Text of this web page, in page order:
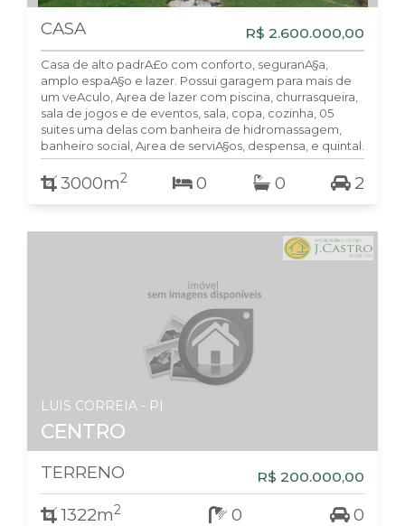
CASA R$ 2.600.000,00
Casa de alto padrA£o com conforto, seguranA§a,
amplo espaA§o e lazer. Possui garagem para mais de
um veA­culo, A¡rea de lazer com piscina, churrasqueira,
sala de jogos e de eventos, sala, copa, cozinha, 05
suites uma delas com banheira de hidromassagem,
banheiro social, A¡rea de serviA§os, despensa, e quintal.
3000m2 0 0 2
LUIS CORREIA - PI
CENTRO
TERRENO R$ 200.000,00
1322m2 0 0